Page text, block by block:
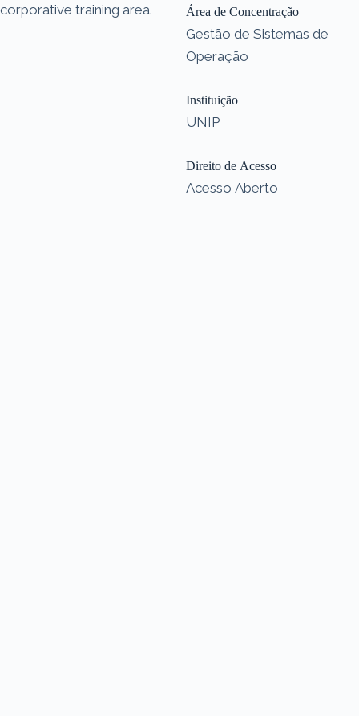
corporative training area.
Área de Concentração
Gestão de Sistemas de
Operação
Instituição
UNIP
Direito de Acesso
Acesso Aberto